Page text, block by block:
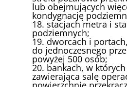
lub obejmujących
kondygnację
18. stacjach metra i
podziemnych;
19. dworcach i
do jednoczesnego
powyżej 500 osób;
20. bankach, w
zawierająca salę